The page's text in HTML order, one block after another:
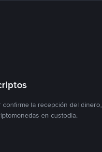
confirme la recepción del dinero,
en custodia.